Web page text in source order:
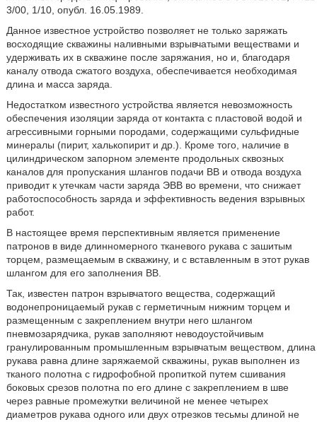
3/00, 1/10, опубл. 16.05.1989.
Данное известное устройство позволяет не только заряжать
восходящие скважины наливными взрывчатыми веществами и
удерживать их в скважине после заряжания, но и, благодаря
каналу отвода сжатого воздуха, обеспечивается необходимая
длина и масса заряда.
Недостатком известного устройства является невозможность
обеспечения изоляции заряда от контакта с пластовой водой и
агрессивными горными породами, содержащими сульфидные
минералы (пирит, халькопирит и др.). Кроме того, наличие в
цилиндрическом запорном элементе продольных сквозных
каналов для пропускания шлангов подачи ВВ и отвода воздуха
приводит к утечкам части заряда ЭВВ во времени, что снижает
работоспособность заряда и эффективность ведения взрывных
работ.
В настоящее время перспективным является применение
патронов в виде длинномерного тканевого рукава с зашитым
торцем, размещаемым в скважину, и с вставленным в этот рукав
шлангом для его заполнения ВВ.
Так, известен патрон взрывчатого вещества, содержащий
водонепроницаемый рукав с герметичным нижним торцем и
размещенным с закреплением внутри него шлангом
пневмозарядчика, рукав заполняют неводоустойчивым
гранулированным промышленным взрывчатым веществом, длина
рукава равна длине заряжаемой скважины, рукав выполнен из
тканого полотна с гидрофобной пропиткой путем сшивания
боковых срезов полотна по его длине с закреплением в шве
через равные промежутки величиной не менее четырех
диаметров рукава одного или двух отрезков тесьмы длиной не